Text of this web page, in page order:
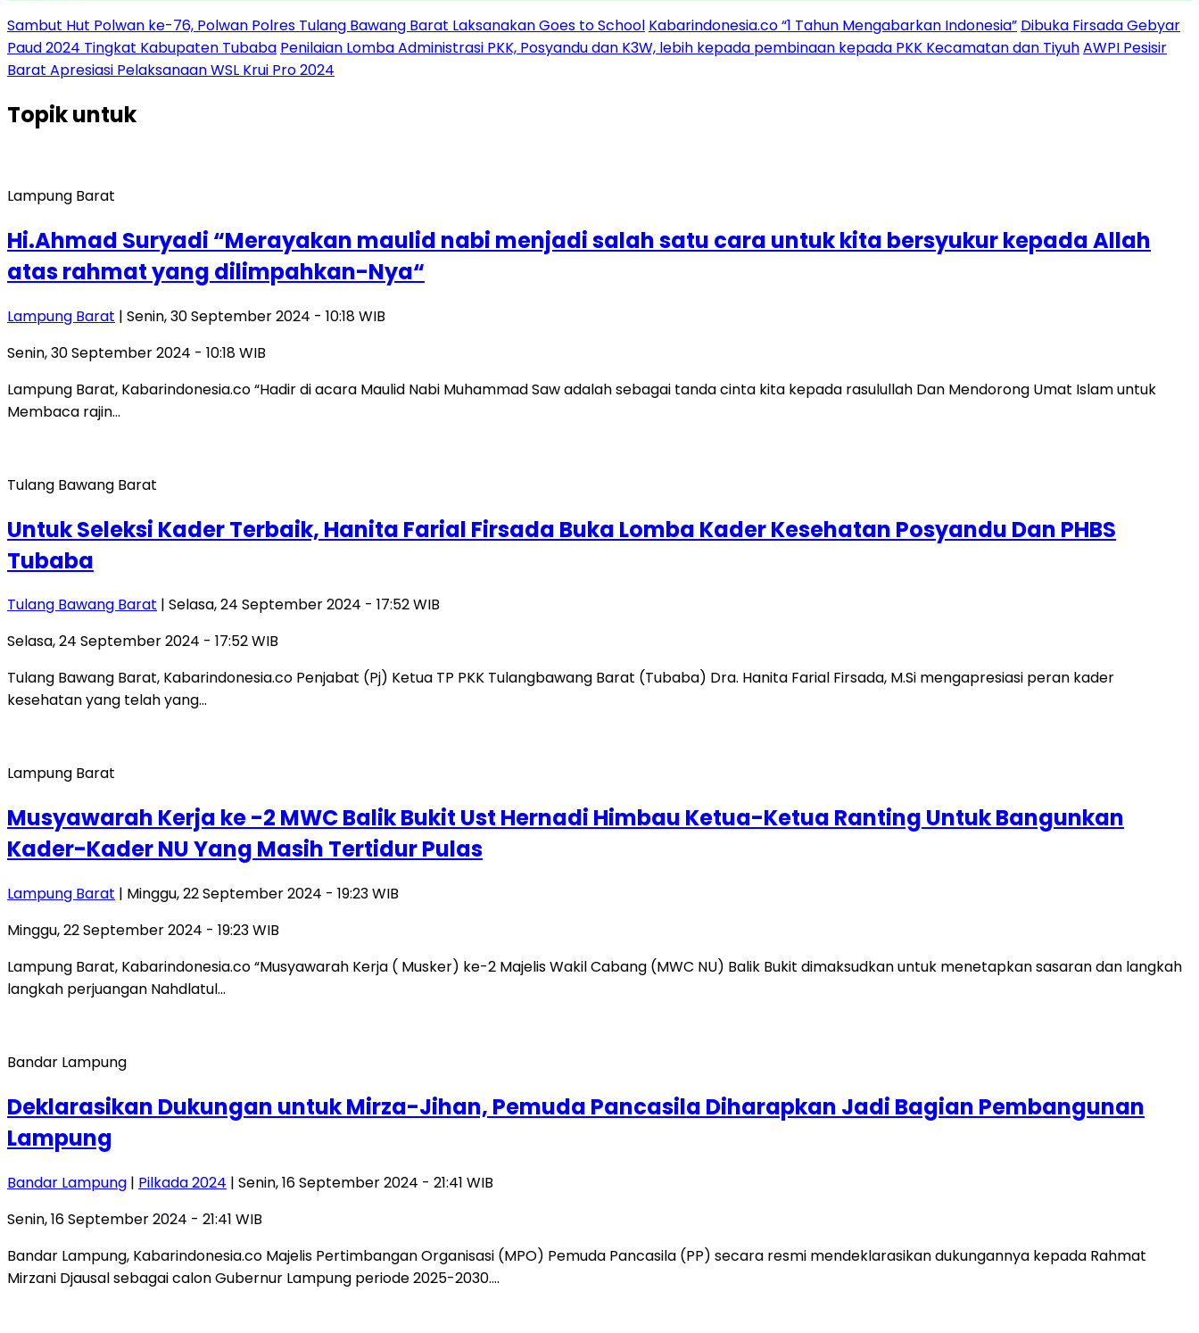
Sambut Hut Polwan ke-76, Polwan Polres Tulang Bawang Barat Laksanakan Goes to School Kabarindonesia.co “1 Tahun Mengabarkan Indonesia” Dibuka Firsada Gebyar
Paud 2024 Tingkat Kabupaten Tubaba Penilaian Lomba Administrasi PKK, Posyandu dan K3W, lebih kepada pembinaan kepada PKK Kecamatan dan TiyuhAWPI Pesisir
Barat Apresiasi Pelaksanaan WSL Krui Pro 2024
Topikuntuk
Lampung Barat
Hi.Ahmad Suryadi “Merayakan maulid nabi menjadi salah satu cara untuk kita bersyukur kepada Allah
atas rahmat yang dilimpahkan-Nya“
Lampung Barat | Senin, 30 September 2024 - 10:18 WIB
Senin, 30 September 2024 - 10:18 WIB
Lampung Barat, Kabarindonesia.co “Hadir di acara Maulid Nabi Muhammad Saw adalah sebagai tanda cinta kita kepada rasulullah Dan Mendorong Umat Islam untuk
Membaca rajin…
Tulang Bawang Barat
Untuk Seleksi Kader Terbaik, Hanita Farial Firsada Buka Lomba Kader Kesehatan Posyandu Dan PHBS
Tubaba
Tulang Bawang Barat | Selasa, 24 September 2024 - 17:52 WIB
Selasa, 24 September 2024 - 17:52 WIB
Tulang Bawang Barat, Kabarindonesia.co Penjabat (Pj) Ketua TP PKK Tulangbawang Barat (Tubaba) Dra. Hanita Farial Firsada, M.Si mengapresiasi peran kader
kesehatan yang telah yang…
Lampung Barat
Musyawarah Kerja ke -2 MWC Balik Bukit Ust Hernadi Himbau Ketua-Ketua Ranting Untuk Bangunkan
Kader-Kader NU Yang Masih Tertidur Pulas
Lampung Barat | Minggu, 22 September 2024 - 19:23 WIB
Minggu, 22 September 2024 - 19:23 WIB
Lampung Barat, Kabarindonesia.co “Musyawarah Kerja ( Musker) ke-2 Majelis Wakil Cabang (MWC NU) Balik Bukit dimaksudkan untuk menetapkan sasaran dan langkah
langkah perjuangan Nahdlatul…
Bandar Lampung
Deklarasikan Dukungan untuk Mirza-Jihan, Pemuda Pancasila Diharapkan Jadi Bagian Pembangunan
Lampung
Bandar Lampung | Pilkada 2024 | Senin, 16 September 2024 - 21:41 WIB
Senin, 16 September 2024 - 21:41 WIB
Bandar Lampung, Kabarindonesia.co Majelis Pertimbangan Organisasi (MPO) Pemuda Pancasila (PP) secara resmi mendeklarasikan dukungannya kepada Rahmat
Mirzani Djausal sebagai calon Gubernur Lampung periode 2025-2030….